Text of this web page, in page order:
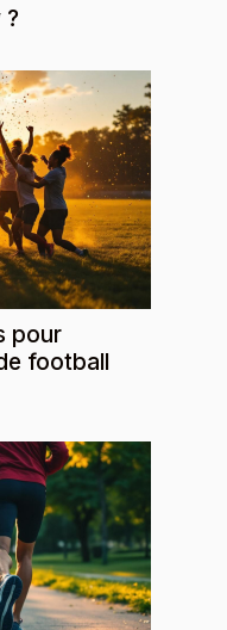
pour
football